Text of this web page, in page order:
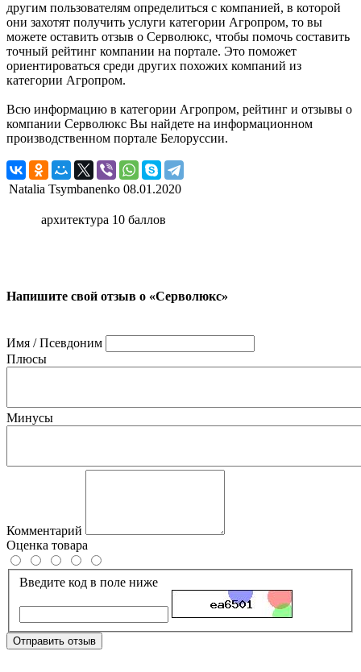
другим пользователям определиться с компанией, в которой
они захотят получить услуги категории Агропром, то вы
можете оставить отзыв о Серволюкс, чтобы помочь составить
точный рейтинг компании на портале. Это поможет
ориентироваться среди других похожих компаний из
категории Агропром.
Всю информацию в категории Агропром, рейтинг и отзывы о
компании Серволюкс Вы найдете на информационном
производственном портале Белоруссии.
Natalia Tsymbanenko 08.01.2020
архитектура 10 баллов
Напишите свой отзыв о «Серволюкс»
Имя / Псевдоним
Плюсы
Минусы
Комментарий
Оценка товара
Введите код в поле ниже
Отправить отзыв